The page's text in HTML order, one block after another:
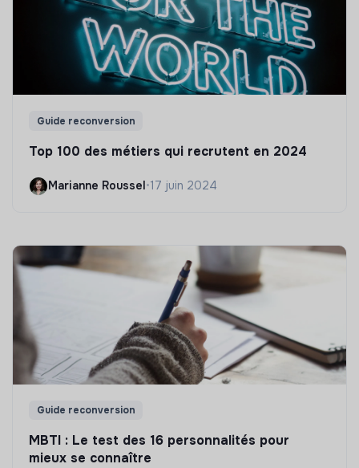
Guide reconversion
Top 100 des métiers qui recrutent en 2024
Marianne Roussel •17 juin 2024
Guide reconversion
MBTI : Le test des 16 personnalités pour
mieux se connaître